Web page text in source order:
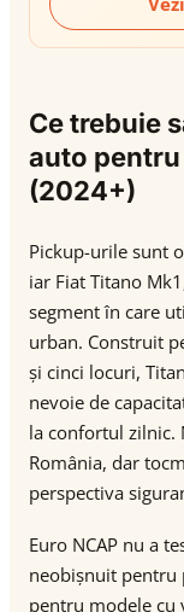
Ce trebuie
auto pentru
(2024+)
Pickup-urile sunt
iar Fiat Titano
segment în care
urban. Construit
și cinci locuri,
nevoie de
la confortul zilnic.
România, dar
perspectiva
Euro NCAP nu a
neobișnuit pentru
pentru modele cu